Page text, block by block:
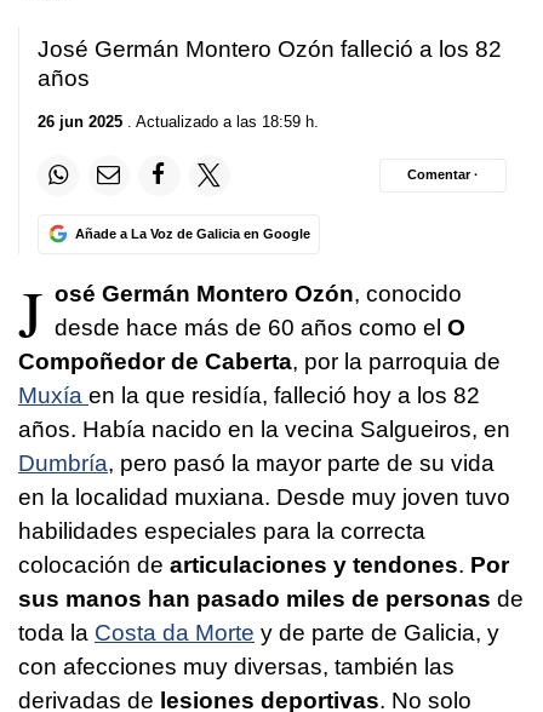
José Germán Montero Ozón falleció a los 82
años
26 jun 2025 . Actualizado a las 18:59 h.
Añade a La Voz de Galicia en Google
Comentar ·
J osé Germán Montero Ozón, conocido
desde hace más de 60 años como el O
Compoñedor de Caberta, por la parroquia de
Muxía en la que residía, falleció hoy a los 82
años. Había nacido en la vecina Salgueiros, en
Dumbría, pero pasó la mayor parte de su vida
en la localidad muxiana. Desde muy joven tuvo
habilidades especiales para la correcta
colocación de articulaciones y tendones. Por
sus manos han pasado miles de personas de
toda la Costa da Morte y de parte de Galicia, y
con afecciones muy diversas, también las
derivadas de lesiones deportivas. No solo